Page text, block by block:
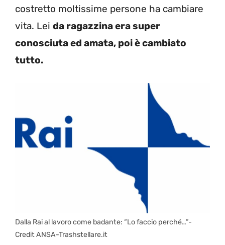
costretto moltissime persone ha cambiare
vita. Lei da ragazzina era super
conosciuta ed amata, poi è cambiato
tutto.
Dalla Rai al lavoro come badante: “Lo faccio perché…”-
Credit ANSA-Trashstellare.it